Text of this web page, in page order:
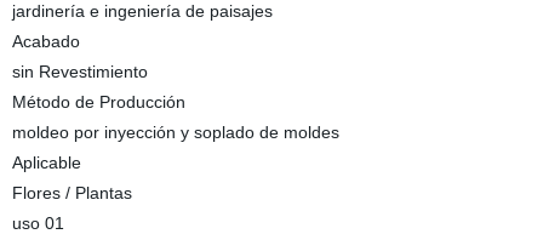
jardinería e ingeniería de paisajes
Acabado
sin Revestimiento
Método de Producción
moldeo por inyección y soplado de moldes
Aplicable
Flores / Plantas
uso 01